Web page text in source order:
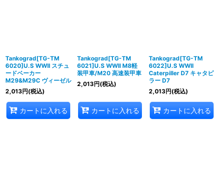
Tankograd[TG-TM
6020]U.S WWII スチュ
ードベーカー
M29&M29C ヴィーゼル
2,013円(税込)
カートに入れる
Tankograd[TG-TM
6021]U.S WWII M8軽
装甲車/M20 高速装甲車
2,013円(税込)
カートに入れる
Tankograd[TG-TM
6022]U.S WWII
Caterpiller D7 キャタピ
ラー D7
2,013円(税込)
カートに入れる